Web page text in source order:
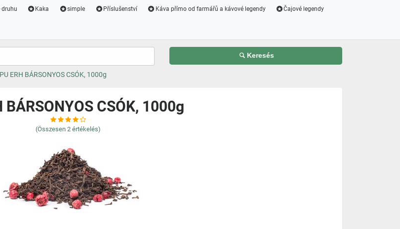
druhu Kaka simple Příslušenství Káva přímo od farmářů a kávové legendy Čajové legendy
Keresés
PU ERH BÁRSONYOS CSÓK, 1000g
BÁRSONYOS CSÓK, 1000g
(Összesen 2 értékelés)